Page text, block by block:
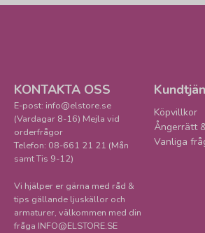
KONTAKTA OSS
E-post: info@elstore.se
(Vardagar 8-16) Mejla vid
orderfrågor
Telefon: 08-661 21 21 (Mån
samt Tis 9-12)
Vi hjälper er gärna med råd &
tips gällande ljuskällor och
armaturer, välkommen med din
fråga INFO@ELSTORE.SE
Köpvillkor
Ångerrätt
Vanliga